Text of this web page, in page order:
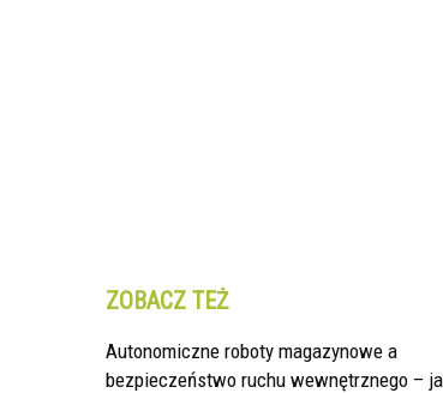
ZOBACZ TEŻ
Autonomiczne roboty magazynowe a
bezpieczeństwo ruchu wewnętrznego –